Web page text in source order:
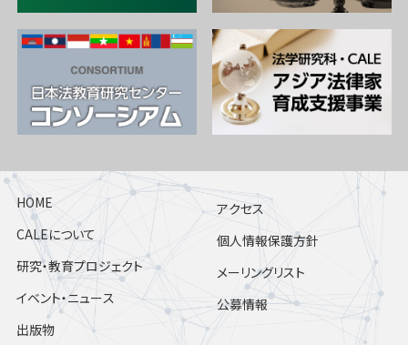
HOME
CALEについて
研究・教育プロジェクト
イベント・ニュース
出版物
アクセス
個人情報保護方針
メーリングリスト
公募情報